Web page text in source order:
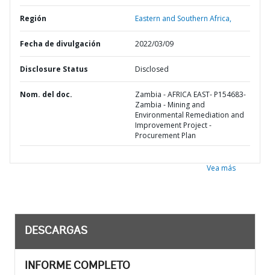
Región Eastern and Southern Africa,
Fecha de divulgación 2022/03/09
Disclosure Status Disclosed
Nom. del doc.
Zambia - AFRICA EAST- P154683-
Zambia - Mining and
Environmental Remediation and
Improvement Project -
Procurement Plan
Vea más
DESCARGAS
INFORME COMPLETO